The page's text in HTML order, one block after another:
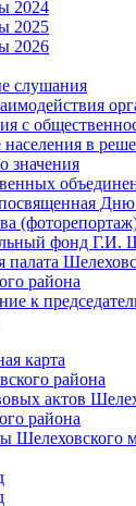
2024
2025
2026
слушания
с
населения в
значения
фонд Г.И.
палата
района
к
карта
района
актов
района
Шелеховского